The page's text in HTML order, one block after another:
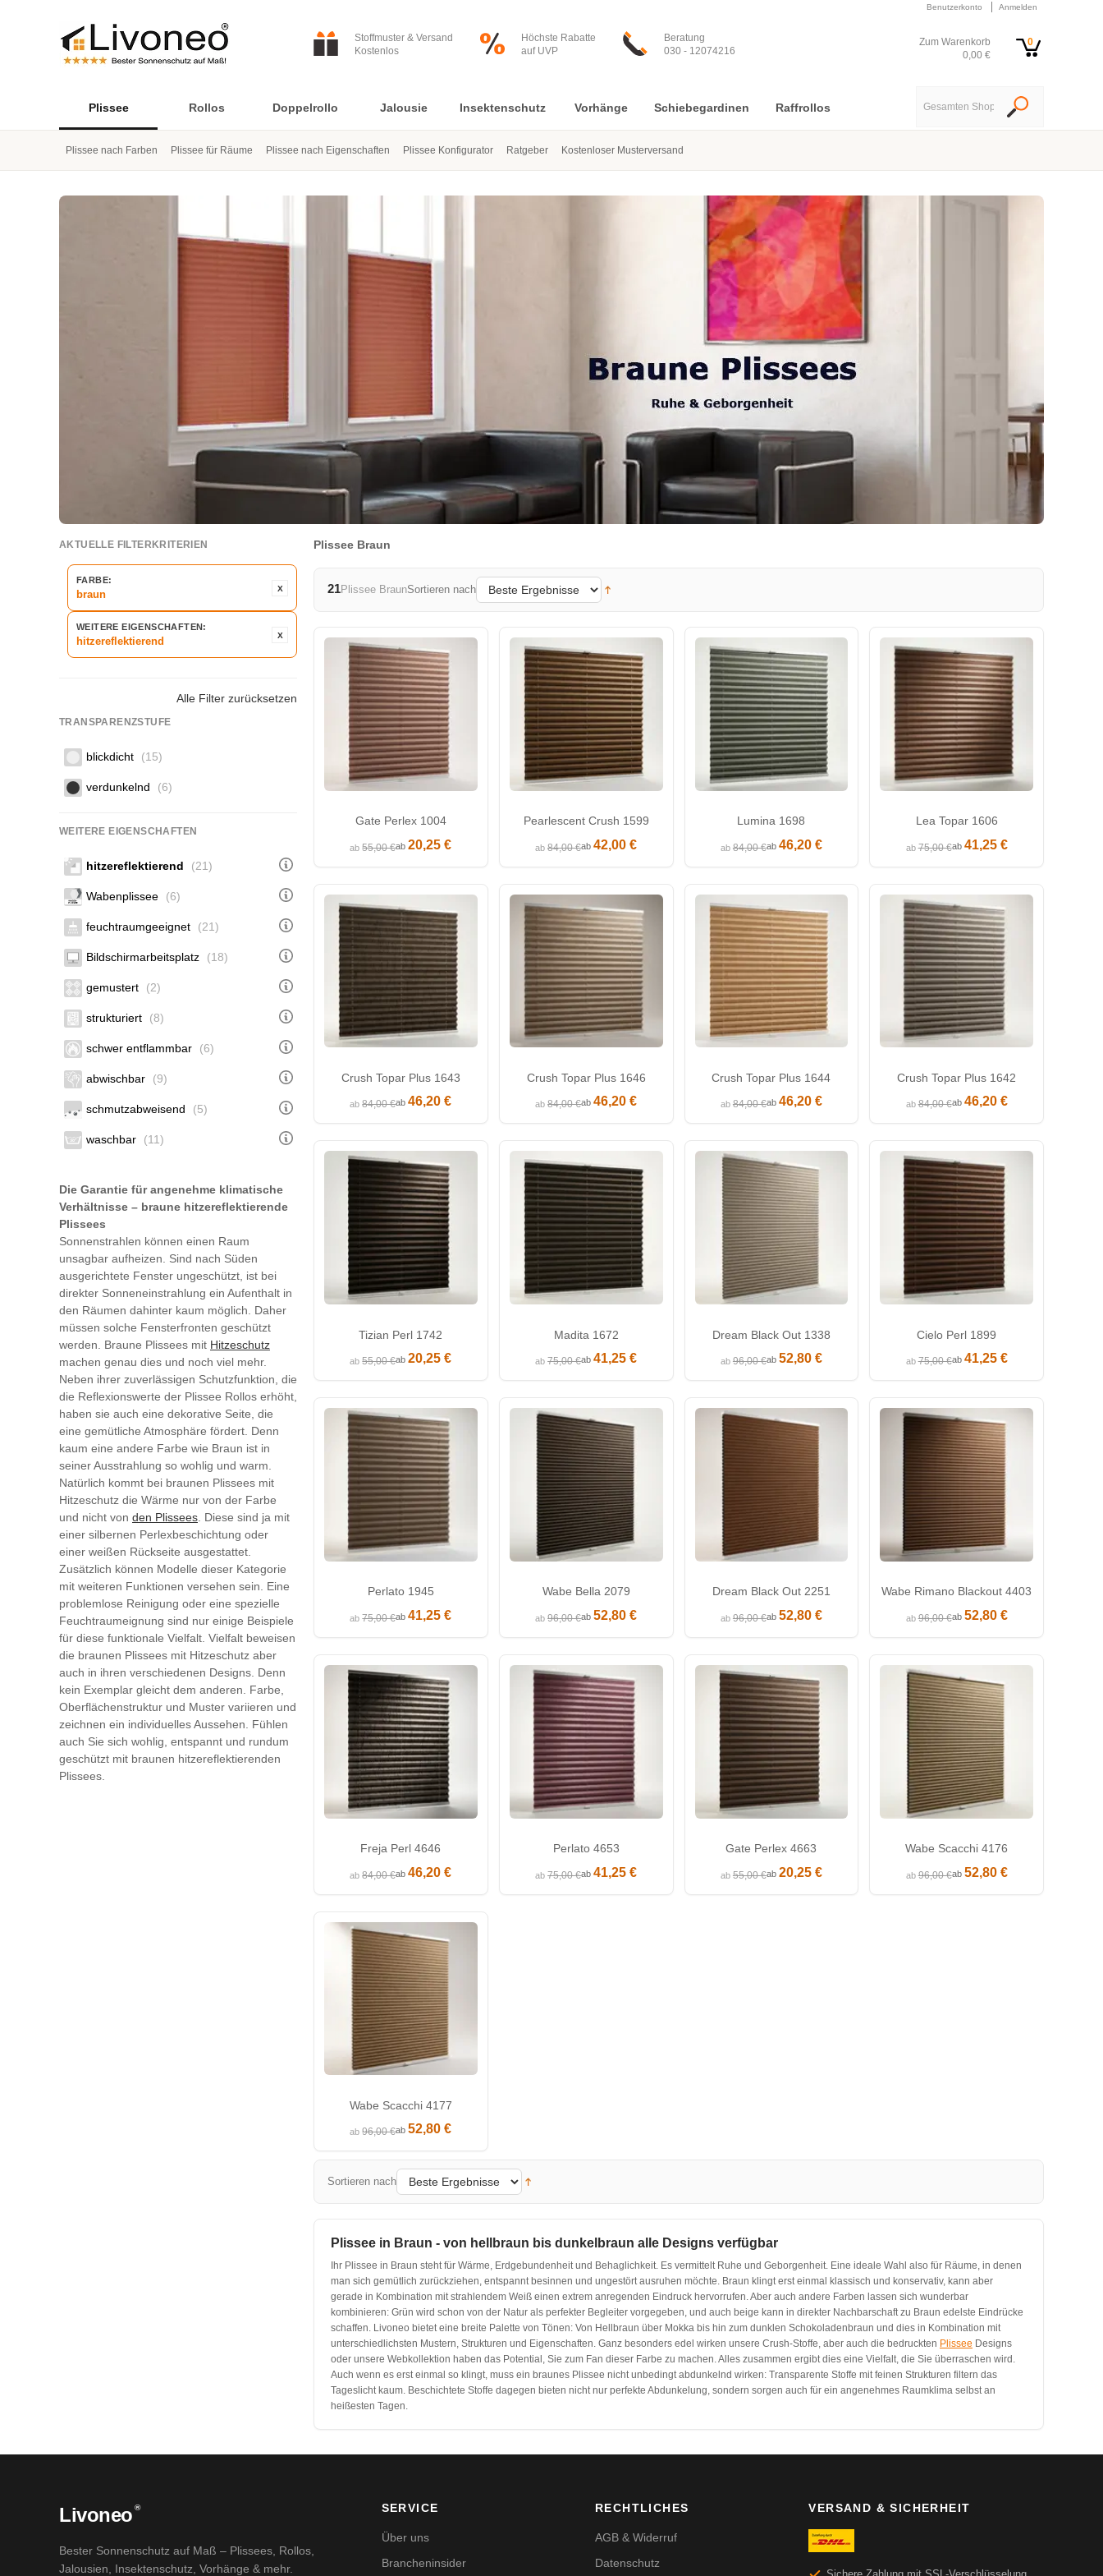
Benutzerkonto Anmelden
Stoffmuster & Versand
Kostenlos
Höchste Rabatte
auf UVP
Beratung
030 - 12074216
Zum Warenkorb
0,00 €
0
Plissee
Plissee nach Farben Plissee für Räume Plissee nach Eigenschaften Plissee Konfigurator Ratgeber Kostenloser Musterversand
Rollos Doppelrollo Jalousie Insektenschutz Vorhänge Schiebegardinen Raffrollos
AKTUELLE FILTERKRITERIEN
FARBE:
braun
WEITERE EIGENSCHAFTEN:
hitzereflektierend
Alle Filter zurücksetzen
TRANSPARENZSTUFE
blickdicht (15)
verdunkelnd (6)
WEITERE EIGENSCHAFTEN
hitzereflektierend (21)
Wabenplissee (6)
feuchtraumgeeignet (21)
Bildschirmarbeitsplatz (18)
gemustert (2)
strukturiert (8)
schwer entflammbar (6)
abwischbar (9)
schmutzabweisend (5)
waschbar (11)
Die Garantie für angenehme klimatische
Verhältnisse – braune hitzereflektierende
Plissees
Sonnenstrahlen können einen Raum
unsagbar aufheizen. Sind nach Süden
ausgerichtete Fenster ungeschützt, ist bei
direkter Sonneneinstrahlung ein Aufenthalt in
den Räumen dahinter kaum möglich. Daher
müssen solche Fensterfronten geschützt
werden. Braune Plissees mit Hitzeschutz
machen genau dies und noch viel mehr.
Neben ihrer zuverlässigen Schutzfunktion, die
die Reflexionswerte der Plissee Rollos erhöht,
haben sie auch eine dekorative Seite, die
eine gemütliche Atmosphäre fördert. Denn
kaum eine andere Farbe wie Braun ist in
seiner Ausstrahlung so wohlig und warm.
Natürlich kommt bei braunen Plissees mit
Hitzeschutz die Wärme nur von der Farbe
und nicht von den Plissees . Diese sind ja mit
einer silbernen Perlexbeschichtung oder
einer weißen Rückseite ausgestattet.
Zusätzlich können Modelle dieser Kategorie
mit weiteren Funktionen versehen sein. Eine
problemlose Reinigung oder eine spezielle
Feuchtraumeignung sind nur einige Beispiele
für diese funktionale Vielfalt. Vielfalt beweisen
die braunen Plissees mit Hitzeschutz aber
auch in ihren verschiedenen Designs. Denn
kein Exemplar gleicht dem anderen. Farbe,
Oberflächenstruktur und Muster variieren und
zeichnen ein individuelles Aussehen. Fühlen
auch Sie sich wohlig, entspannt und rundum
geschützt mit braunen hitzereflektierenden
Plissees.
Plissee Braun
21Plissee BraunSortieren nach
Gate Perlex 1004
ab55,00 €ab20,25 €
Pearlescent Crush 1599
ab84,00 €ab42,00 €
Lumina 1698
ab 84,00 €ab 46,20 €
Lea Topar 1606
ab75,00 €ab 41,25 €
Crush Topar Plus 1643
ab84,00 €ab46,20 €
Crush Topar Plus 1646
ab84,00 €ab46,20 €
Crush Topar Plus 1644
ab 84,00 €ab 46,20 €
Crush Topar Plus 1642
ab84,00 €ab 46,20 €
Tizian Perl 1742
ab55,00 €ab20,25 €
Madita 1672
ab75,00 €ab41,25 €
Dream Black Out 1338
ab 96,00 €ab 52,80 €
Cielo Perl 1899
ab75,00 €ab 41,25 €
Perlato 1945
ab75,00 €ab41,25 €
Wabe Bella 2079
ab96,00 €ab52,80 €
Dream Black Out 2251
ab 96,00 €ab 52,80 €
Wabe Rimano Blackout 4403
ab96,00 €ab 52,80 €
Freja Perl 4646
ab84,00 €ab46,20 €
Perlato 4653
ab75,00 €ab41,25 €
Gate Perlex 4663
ab 55,00 €ab 20,25 €
Wabe Scacchi 4176
ab96,00 €ab 52,80 €
Wabe Scacchi 4177
ab96,00 €ab52,80 €
Sortieren nach
Plissee in Braun - von hellbraun bis dunkelbraun alle Designs verfügbar
Ihr Plissee in Braun steht für Wärme, Erdgebundenheit und Behaglichkeit. Es vermittelt Ruhe und Geborgenheit. Eine ideale Wahl also für Räume, in denen
man sich gemütlich zurückziehen, entspannt besinnen und ungestört ausruhen möchte. Braun klingt erst einmal klassisch und konservativ, kann aber
gerade in Kombination mit strahlendem Weiß einen extrem anregenden Eindruck hervorrufen. Aber auch andere Farben lassen sich wunderbar
kombinieren: Grün wird schon von der Natur als perfekter Begleiter vorgegeben, und auch beige kann in direkter Nachbarschaft zu Braun edelste Eindrücke
schaffen. Livoneo bietet eine breite Palette von Tönen: Von Hellbraun über Mokka bis hin zum dunklen Schokoladenbraun und dies in Kombination mit
unterschiedlichsten Mustern, Strukturen und Eigenschaften. Ganz besonders edel wirken unsere Crush-Stoffe, aber auch die bedruckten Plissee Designs
oder unsere Webkollektion haben das Potential, Sie zum Fan dieser Farbe zu machen. Alles zusammen ergibt dies eine Vielfalt, die Sie überraschen wird.
Auch wenn es erst einmal so klingt, muss ein braunes Plissee nicht unbedingt abdunkelnd wirken: Transparente Stoffe mit feinen Strukturen filtern das
Tageslicht kaum. Beschichtete Stoffe dagegen bieten nicht nur perfekte Abdunkelung, sondern sorgen auch für ein angenehmes Raumklima selbst an
heißesten Tagen.
Livoneo ®
Bester Sonnenschutz auf Maß – Plissees, Rollos,
Jalousien, Insektenschutz, Vorhänge & mehr.
SERVICE
Über uns
Brancheninsider
RECHTLICHES
AGB & Widerruf
Datenschutz
VERSAND & SICHERHEIT